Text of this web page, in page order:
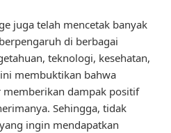
juga telah mencetak banyak
di berbagai
teknologi, kesehatan,
membuktikan bahwa
memberikan dampak positif
Sehingga, tidak
ingin mendapatkan